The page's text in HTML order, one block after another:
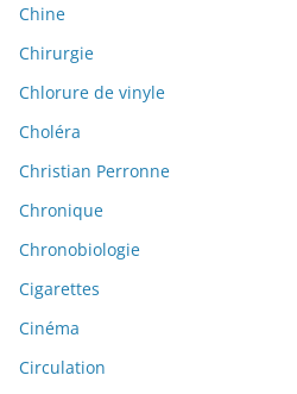
Chine
Chirurgie
Chlorure de vinyle
Choléra
Christian Perronne
Chronique
Chronobiologie
Cigarettes
Cinéma
Circulation